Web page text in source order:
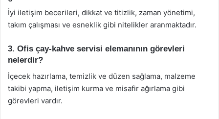
İyi iletişim becerileri, dikkat ve titizlik, zaman yönetimi,
takım çalışması ve esneklik gibi nitelikler aranmaktadır.
3. Ofis çay-kahve servisi elemanının görevleri
nelerdir?
İçecek hazırlama, temizlik ve düzen sağlama, malzeme
takibi yapma, iletişim kurma ve misafir ağırlama gibi
görevleri vardır.